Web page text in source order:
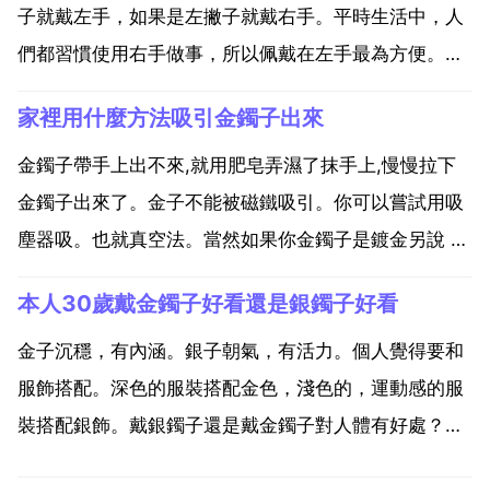
子就戴左手，如果是左撇子就戴右手。平時生活中，人
們都習慣使用右手做事，所以佩戴在左手最為方便。如
鐲產生一些磕碰，這樣對金手鐲的保養也是很不利的。
有技巧的佩戴金手鐲才能夠最大限度地起到裝飾的感
覺。金手鐲佩...
家裡用什麼方法吸引金鐲子出來
金鐲子帶手上出不來,就用肥皂弄濕了抹手上,慢慢拉下
金鐲子出來了。金子不能被磁鐵吸引。你可以嘗試用吸
塵器吸。也就真空法。當然如果你金鐲子是鍍金另說 沒
金屬探測儀,可能找到吧 金鐲子沒有辦法吸引的。還是
慢慢找吧。有食用油或者洗潔精等等潤滑液搞定 你是個
小...
本人30歲戴金鐲子好看還是銀鐲子好看
金子沉穩，有內涵。銀子朝氣，有活力。個人覺得要和
服飾搭配。深色的服裝搭配金色，淺色的，運動感的服
裝搭配銀飾。戴銀鐲子還是戴金鐲子對人體有好處？為